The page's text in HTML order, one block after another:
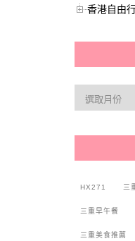
香港自由
HX271 三
三重早午餐
三重美食推薦